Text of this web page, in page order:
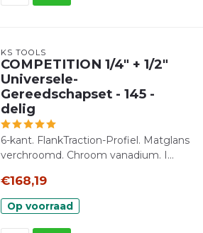
KS TOOLS
COMPETITION 1/4" + 1/2"
Universele-
Gereedschapset - 145 -
delig
6-kant. FlankTraction-Profiel. Matglans
verchroomd. Chroom vanadium. I...
€168,19
Op voorraad